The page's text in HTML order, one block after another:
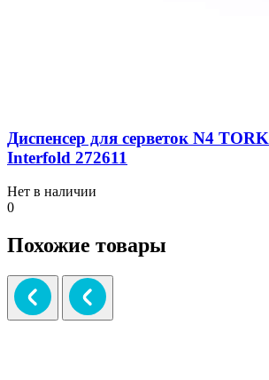
Диспенсер для серветок N4 TORK
Interfold 272611
Нет в наличии
0
Похожие товары